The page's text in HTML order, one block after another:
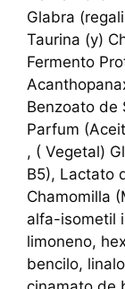
Glabra
Taurina (y)
Fermento
Benzoato de
Parfum
, ( Vegetal)
B5), Lactato
Chamomilla
alfa-isometil
limoneno,
bencilo,